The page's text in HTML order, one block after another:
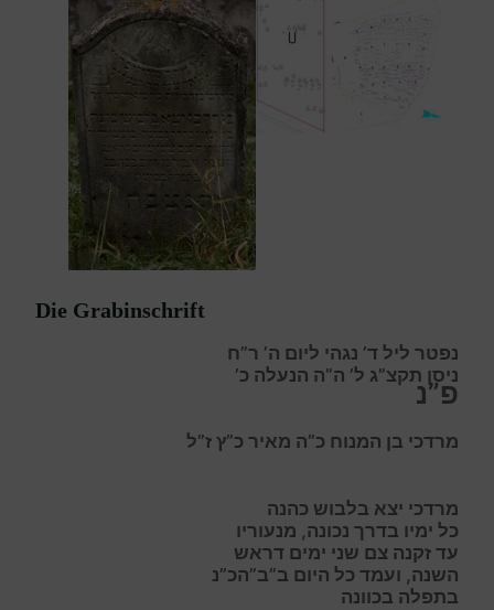
Die Grabinschrift
נפטר ליל ד’ נגהי ליום ה’ ר”ח
ניסן תקצ”ג ל’ ה”ה הנעלה כ’
פ”נ
מרדכי בן המנוח כ”ה מאיר כ”ץ ז”ל
מרדכי יצא בלבוש כהנה
כל ימיו בדרך נכונה, מנעוריו
עד זקנה צם שני ימים דראש
השנה, ועמד כל היום ב”ב”הכ”נ
בתפלה בכוונה